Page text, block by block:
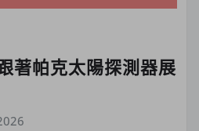
著帕克太陽探測器展